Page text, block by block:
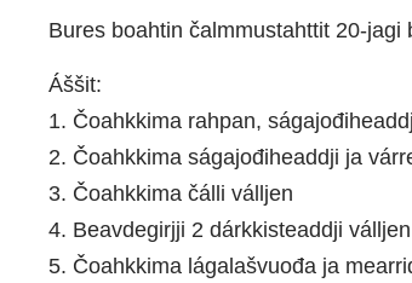
Bures boahtin čalmmustahttit 20-
Áššit:
1. Čoahkkima rahpan,
2. Čoahkkima ságajođiheaddji ja
3. Čoahkkima čálli válljen
4. Beavdegirjji 2 dárkkisteaddji
5. Čoahkkima lágalašvuođa ja